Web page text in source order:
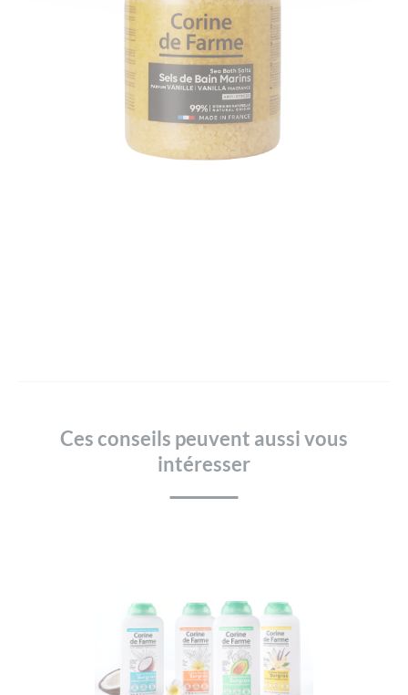
Ces conseils peuvent aussi vous
intéresser